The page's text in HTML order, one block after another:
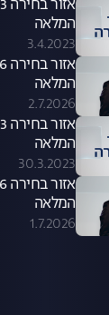
המלאה
3.4.2023
המלאה
2.7.2026
המלאה
30.3.2023
המלאה
1.7.2026